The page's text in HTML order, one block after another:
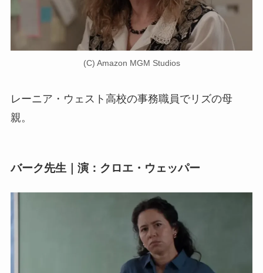
(C) Amazon MGM Studios
レーニア・ウェスト高校の事務職員でリズの母
親。
バーク先生｜演：クロエ・ウェッパー